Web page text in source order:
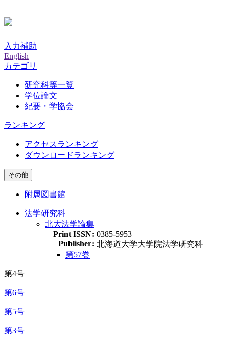
入力補助
English
カテゴリ
研究科等一覧
学位論文
紀要・学協会
ランキング
アクセスランキング
ダウンロードランキング
その他
附属図書館
法学研究科
北大法学論集
Print ISSN: 0385-5953
Publisher: 北海道大学大学院法学研究科
第57巻
第4号
第6号
第5号
第3号